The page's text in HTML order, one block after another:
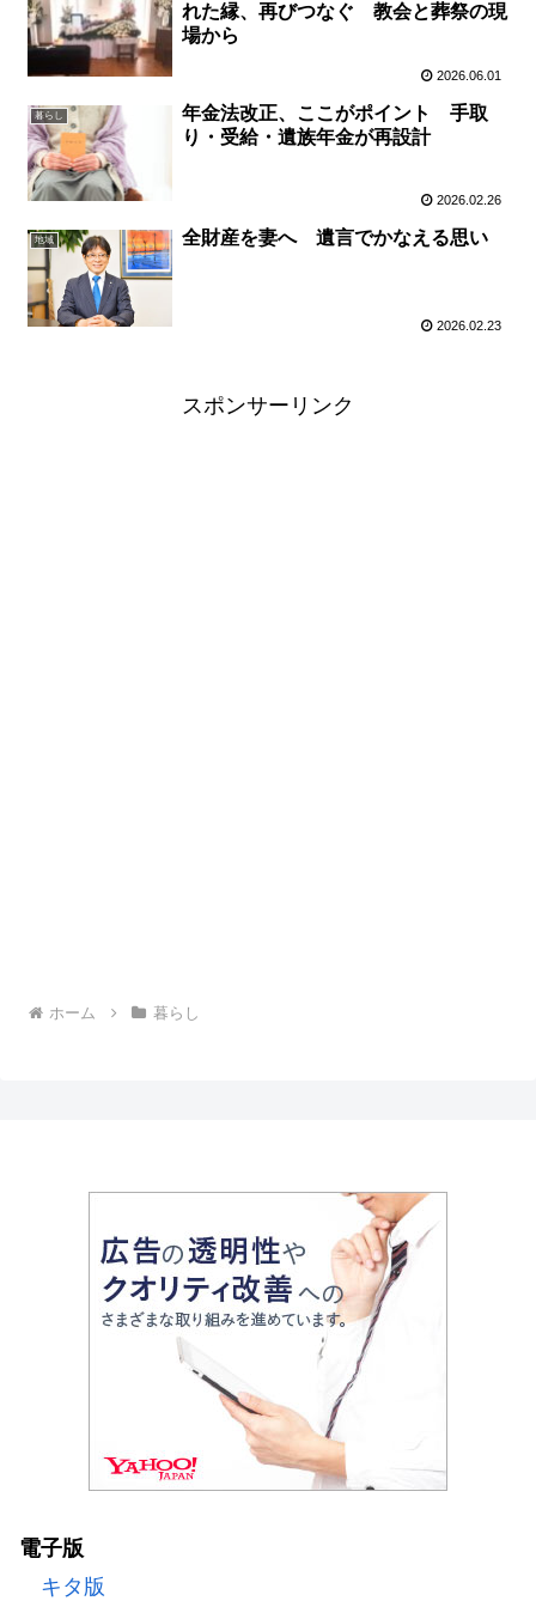
れた縁、再びつなぐ 教会と葬祭の現
場から
2026.06.01
暮らし
年金法改正、ここがポイント 手取
り・受給・遺族年金が再設計
2026.02.26
地域 全財産を妻へ 遺言でかなえる思い
2026.02.23
スポンサーリンク
ホーム 暮らし
電子版
キタ版